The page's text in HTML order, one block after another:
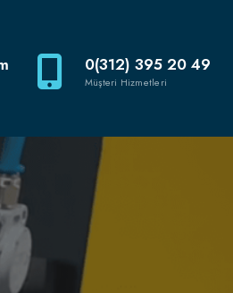
0(312) 395 20 49
Müşteri Hizmetleri